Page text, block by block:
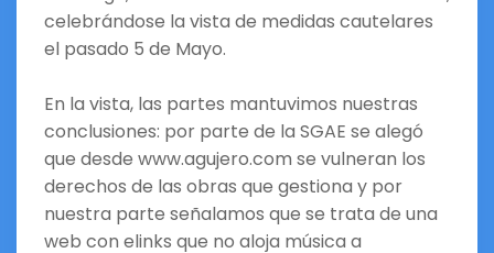
celebrándose la vista de medidas cautelares
el pasado 5 de Mayo.
En la vista, las partes mantuvimos nuestras
conclusiones: por parte de la SGAE se alegó
que desde www.agujero.com se vulneran los
derechos de las obras que gestiona y por
nuestra parte señalamos que se trata de una
web con elinks que no aloja música a